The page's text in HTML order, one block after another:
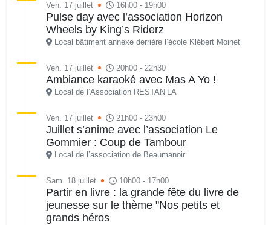
Ven. 17 juillet 16h00 - 19h00
Pulse day avec l’association Horizon
Wheels by King’s Riderz
Local bâtiment annexe derrière l’école Klébert Moinet
Ven. 17 juillet 20h00 - 22h30
Ambiance karaoké avec Mas A Yo !
Local de l’Association RESTAN’LA
Ven. 17 juillet 21h00 - 23h00
Juillet s’anime avec l’association Le
Gommier : Coup de Tambour
Local de l’association de Beaumanoir
Sam. 18 juillet 10h00 - 17h00
Partir en livre : la grande fête du livre de
jeunesse sur le thème "Nos petits et
grands héros